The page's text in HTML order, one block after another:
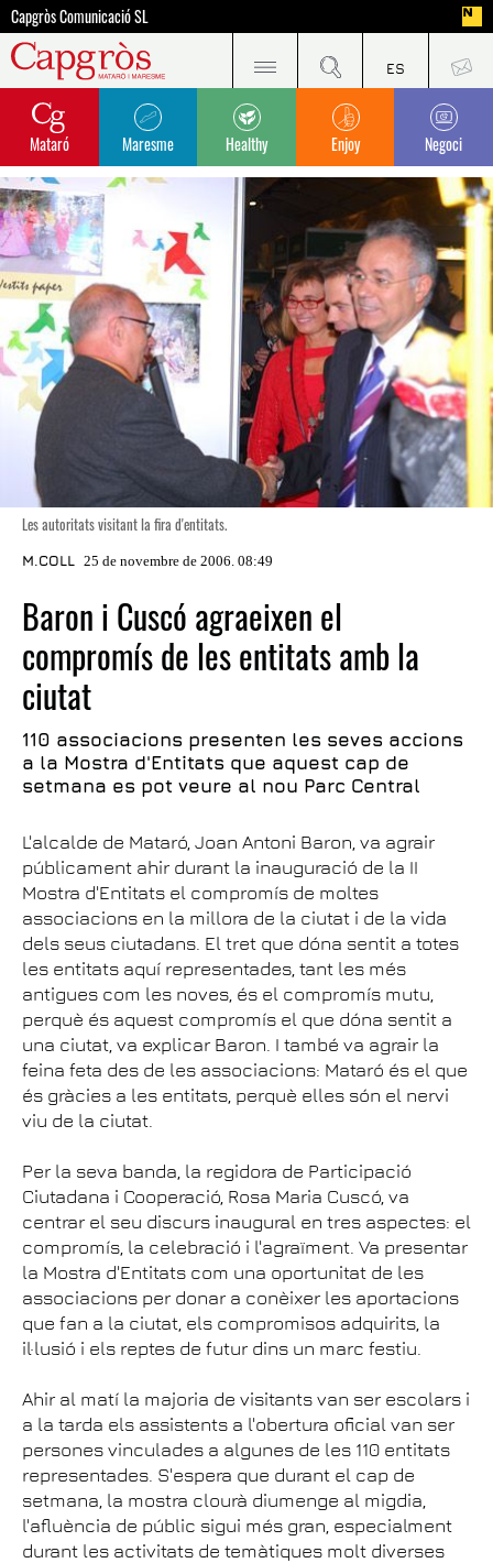
Capgròs Comunicació SL
Mataró Maresme Healthy Enjoy Negoci
Les autoritats visitant la fira d'entitats.
M.COLL 25 de novembre de 2006. 08:49
Baron i Cuscó agraeixen el
compromís de les entitats amb la
ciutat
110 associacions presenten les seves accions
a la Mostra d'Entitats que aquest cap de
setmana es pot veure al nou Parc Central
L'alcalde de Mataró, Joan Antoni Baron, va agrair
públicament ahir durant la inauguració de la II
Mostra d'Entitats el compromís de moltes
associacions en la millora de la ciutat i de la vida
dels seus ciutadans. El tret que dóna sentit a totes
les entitats aquí representades, tant les més
antigues com les noves, és el compromís mutu,
perquè és aquest compromís el que dóna sentit a
una ciutat, va explicar Baron. I també va agrair la
feina feta des de les associacions: Mataró és el que
és gràcies a les entitats, perquè elles són el nervi
viu de la ciutat.
Per la seva banda, la regidora de Participació
Ciutadana i Cooperació, Rosa Maria Cuscó, va
centrar el seu discurs inaugural en tres aspectes: el
compromís, la celebració i l'agraïment. Va presentar
la Mostra d'Entitats com una oportunitat de les
associacions per donar a conèixer les aportacions
que fan a la ciutat, els compromisos adquirits, la
il·lusió i els reptes de futur dins un marc festiu.
Ahir al matí la majoria de visitants van ser escolars i
a la tarda els assistents a l'obertura oficial van ser
persones vinculades a algunes de les 110 entitats
representades. S'espera que durant el cap de
setmana, la mostra clourà diumenge al migdia,
l'afluència de públic sigui més gran, especialment
durant les activitats de temàtiques molt diverses